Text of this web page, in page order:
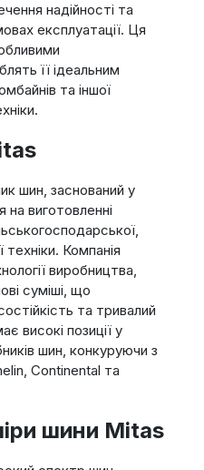
надійності та
експлуатації. Ця
її ідеальним
та іншої
шин, заснований у
на виготовленні
Компанія
виробництва,
суміші, що
та тривалий
високі позиції у
шин, конкуруючи з
Continental та
шини Mitas